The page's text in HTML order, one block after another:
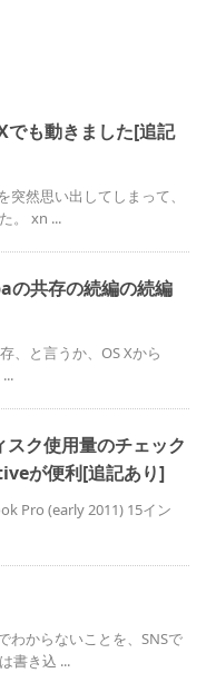
も動きました[追記
然思い出してしまって、
。 xn ...
共存の続編の続編
、と言うか、OS Xから
ク使用量のチェック
が便利[追記あり]
Pro (early 2011) 15イン
わからないことを、SNSで
書き込 ...